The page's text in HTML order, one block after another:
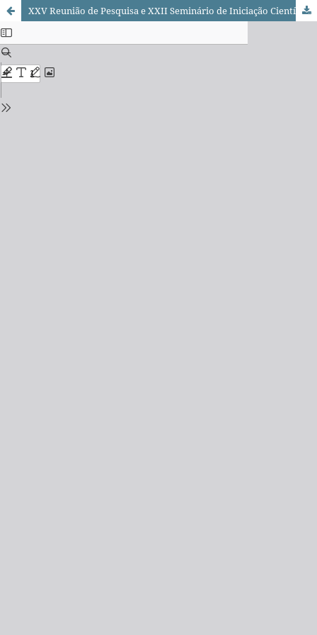
XXV Reunião de Pesquisa e XXII Seminário de Iniciação Científica